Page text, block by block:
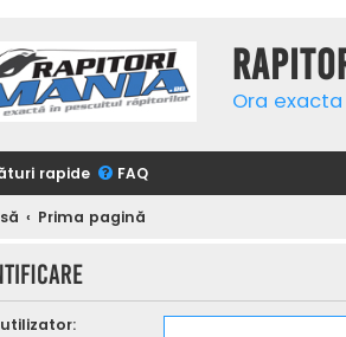
Ora
rapide FAQ
Prima pagină